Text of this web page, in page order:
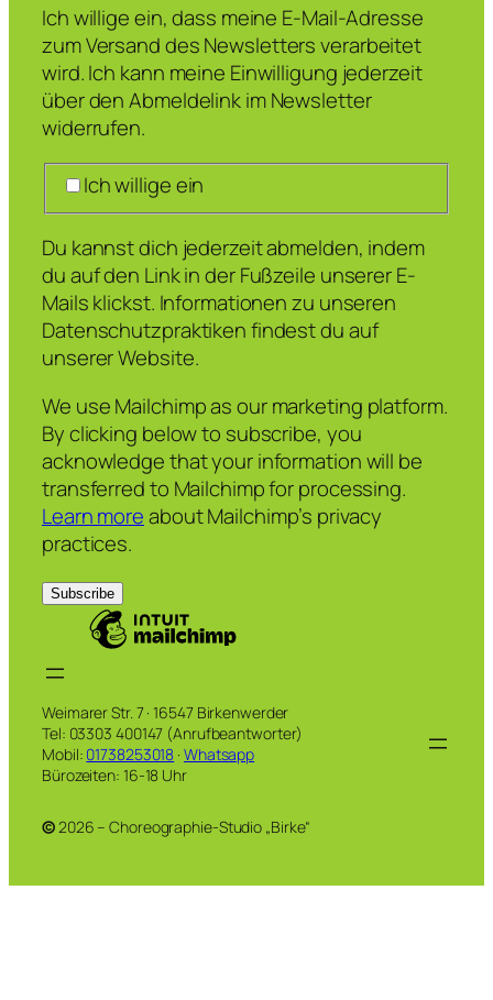
Ich willige ein, dass meine E-Mail-Adresse
zum Versand des Newsletters verarbeitet
wird. Ich kann meine Einwilligung jederzeit
über den Abmeldelink im Newsletter
widerrufen.
Ich willige ein
Du kannst dich jederzeit abmelden, indem
du auf den Link in der Fußzeile unserer E-
Mails klickst. Informationen zu unseren
Datenschutzpraktiken findest du auf
unserer Website.
We use Mailchimp as our marketing platform.
By clicking below to subscribe, you
acknowledge that your information will be
transferred to Mailchimp for processing.
Learn moreabout Mailchimp’s privacy
practices.
Weimarer Str. 7 · 16547 Birkenwerder
Tel: 03303 400147 (Anrufbeantworter)
Mobil: 01738253018 · Whatsapp
Bürozeiten: 16-18 Uhr
©2026 – Choreographie-Studio „Birke“